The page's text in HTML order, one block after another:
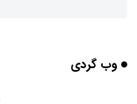
چرا افراد مضطرب دنیا را متفاوت
وب گردی